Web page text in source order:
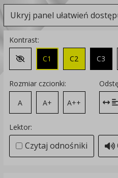
Ukryj panel ułatwień
Kontrast:
Zmień kontrast na domyślny
C1 C2 C3
Rozmiar czcionki:
A
A+ A++
Lektor:
Czytaj odnośniki